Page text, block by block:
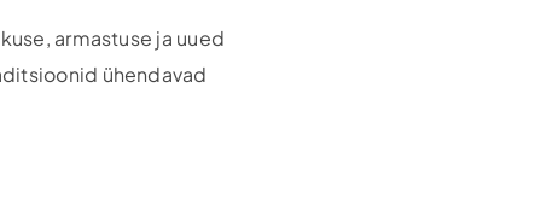
armastuse ja uued
ühendavad